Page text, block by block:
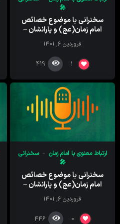
🎤
سخنرانی با موضوع خصائص
امام زمان(عج) و یارانشان –
جلسه هشتم -تقوا – مشهد
مقدس – حرم مطهر رضوی
فروردین ۶, ۱۴۰۱
1
419
ارتباط معنوی با امام زمان
سخنرانی
🎤
سخنرانی با موضوع خصائص
امام زمان(عج) و یارانشان –
جلسه ششم – مشهد مقدس –
حرم مطهر رضوی
فروردین ۶, ۱۴۰۱
0
446